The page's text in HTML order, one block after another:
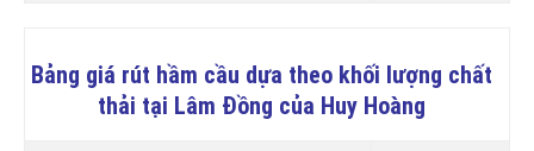
Bảng giá rút hầm cầu dựa theo khối lượng chất
thải tại Lâm Đồng của Huy Hoàng